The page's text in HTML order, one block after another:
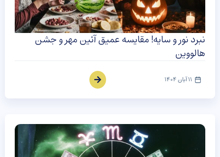
نبرد نور و سایه! مقایسه عمیق آئین مهر و جشن
هالووین
11 آبان 1404